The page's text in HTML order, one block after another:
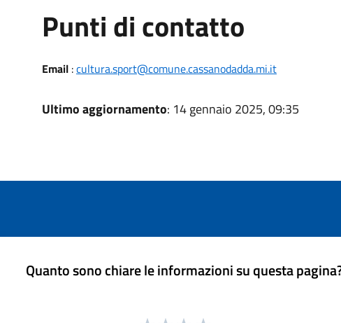
Punti di contatto
Email:cultura.sport@comune.cassanodadda.mi.it
Ultimo aggiornamento: 14 gennaio 2025, 09:35
Quanto sono chiare le informazioni su questa